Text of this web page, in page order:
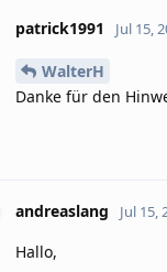
patrick1991 Jul 15,
WalterH
Danke für den
andreaslang Jul 15,
Hallo,